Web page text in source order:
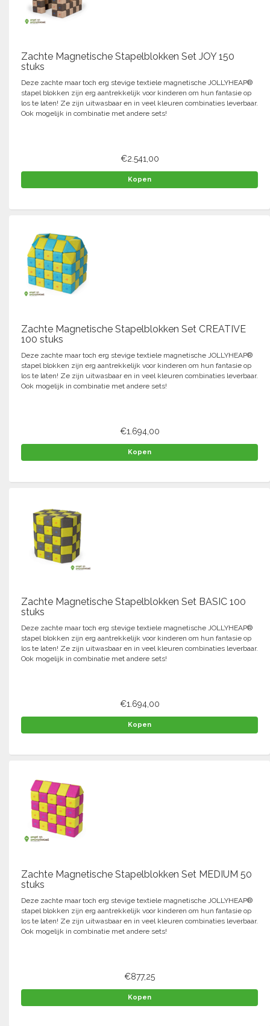
Matten
Pionnen, hoepels en markering
Pompen
Overige
Veiligheid en eerste hulp
Fitness
Sportschool/fysiotherapeut
Thuis trainen
Golf
Handbal
Hockey
Honken/ statieven
Korfbal
Rugby/ American football
Tafeltennis
Tennis-Squash
Vechtsport
Voetbal
Doelen
Verzorging
Voetballen
Volleybal
Zachte Magnetische Stapelblokken Set JOY 150
stuks
Deze zachte maar toch erg stevige textiele magnetische JOLLYHEAP®
stapel blokken zijn erg aantrekkelijk voor kinderen om hun fantasie op
los te laten! Ze zijn uitwasbaar en in veel kleuren combinaties leverbaar.
Ook mogelijk in combinatie met andere sets!
€2.541,00
Kopen
Zachte Magnetische Stapelblokken Set CREATIVE
100 stuks
Deze zachte maar toch erg stevige textiele magnetische JOLLYHEAP®
stapel blokken zijn erg aantrekkelijk voor kinderen om hun fantasie op
los te laten! Ze zijn uitwasbaar en in veel kleuren combinaties leverbaar.
Ook mogelijk in combinatie met andere sets!
€1.694,00
Kopen
Zachte Magnetische Stapelblokken Set BASIC 100
stuks
Deze zachte maar toch erg stevige textiele magnetische JOLLYHEAP®
stapel blokken zijn erg aantrekkelijk voor kinderen om hun fantasie op
los te laten! Ze zijn uitwasbaar en in veel kleuren combinaties leverbaar.
Ook mogelijk in combinatie met andere sets!
€1.694,00
Kopen
Zachte Magnetische Stapelblokken Set MEDIUM 50
stuks
Deze zachte maar toch erg stevige textiele magnetische JOLLYHEAP®
stapel blokken zijn erg aantrekkelijk voor kinderen om hun fantasie op
los te laten! Ze zijn uitwasbaar en in veel kleuren combinaties leverbaar.
Ook mogelijk in combinatie met andere sets!
€877,25
Kopen